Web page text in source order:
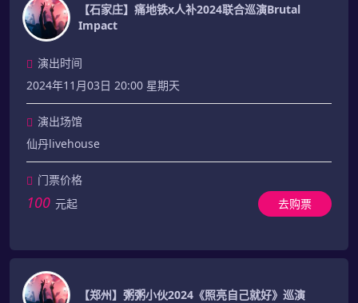
【石家庄】痛地铁x人补2024联合巡演Brutal
Impact
演出时间
2024年11月03日 20:00 星期天
演出场馆
仙丹livehouse
门票价格
100 元起 去购票
【郑州】粥粥小伙2024《照亮自己就好》巡演